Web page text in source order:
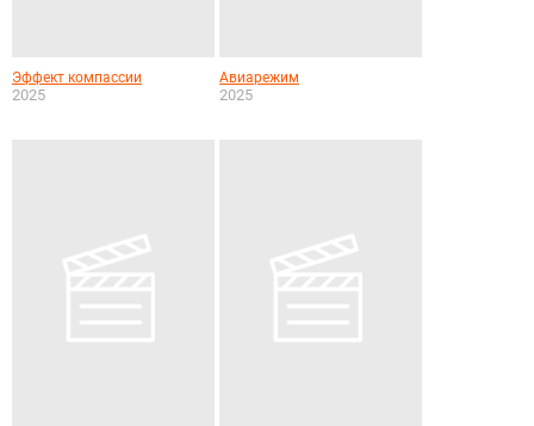
Эффект компассии
2025
Авиарежим
2025